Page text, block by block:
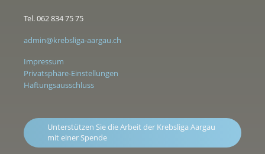
Tel. 062 834 75 75
admin@krebsliga-aargau.ch
Impressum
Privatsphäre-Einstellungen
Haftungsausschluss
Unterstützen Sie die Arbeit der Krebsliga Aargau
mit einer Spende